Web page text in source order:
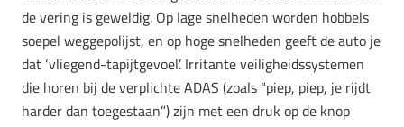
de vering is geweldig. Op lage snelheden worden hobbels
soepel weggepolijst, en op hoge snelheden geeft de auto je
dat ‘vliegend-tapijtgevoel’. Irritante veiligheidssystemen
die horen bij de verplichte ADAS (zoals “piep, piep, je rijdt
harder dan toegestaan”) zijn met een druk op de knop